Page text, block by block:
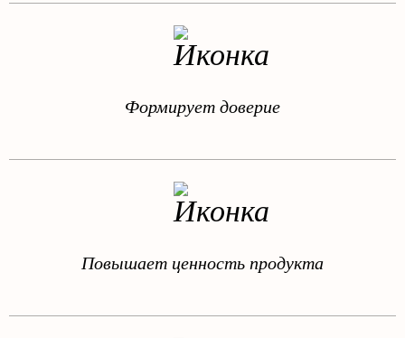
Формирует доверие
Повышает ценность продукта